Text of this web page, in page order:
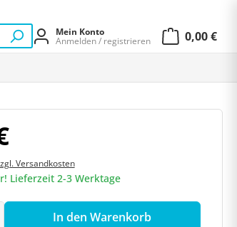
Mein Konto
Anmelden / registrieren
0,00 €
Versandkosten
Lieferzeit 2-3 Werktage
Gib den
In den Warenkorb